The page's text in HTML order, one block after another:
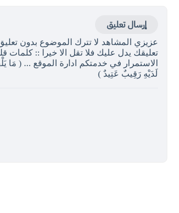
إرسال تعليق
عزيزي المشاهد لا تترك الموضوع بدون
تعليقك يدل عليك فلا تقل الا خيرا :: كلمات
الاستمرار في خدمتكم ادارة الموقع ... ( مَا
لَدَيْهِ رَقِيبٌ عَتِيدٌ )